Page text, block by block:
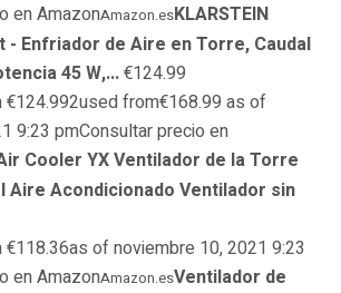
en AmazonAmazon.esKLARSTEIN
Enfriador de Aire en Torre, Caudal
45 W,...€124.99
from€168.99 as of
9:23 pmConsultar precio en
Cooler YX Ventilador de la Torre
Aire Acondicionado Ventilador sin
of noviembre 10, 2021 9:23
en AmazonAmazon.esVentilador de